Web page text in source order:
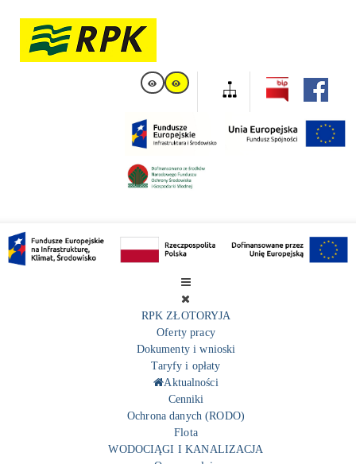
RPK ZŁOTORYJA
Oferty pracy
Dokumenty i wnioski
Taryfy i opłaty
Aktualności
Cenniki
Ochrona danych (RODO)
Flota
WODOCIĄGI I KANALIZACJA